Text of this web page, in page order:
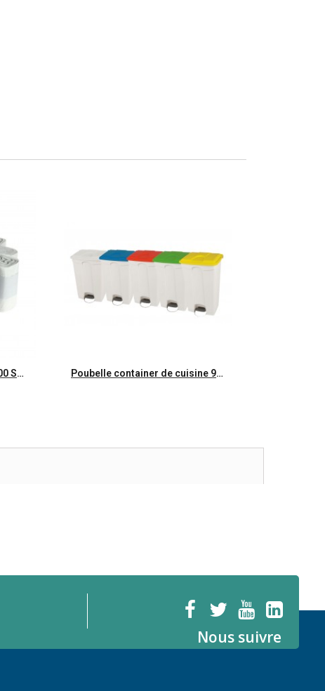
SP 10L blanc HD - Ct. de 1000 Sacs Aperçu rapide Poubelle container de cuisine 95L corps blanc
Nous suivre